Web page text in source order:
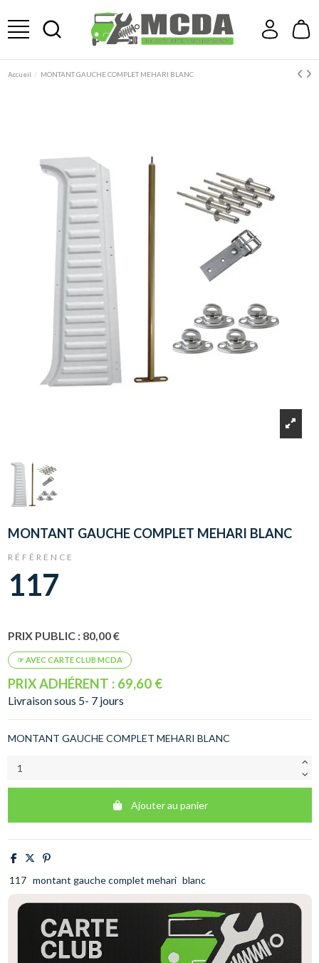
Accueil MONTANT GAUCHE COMPLET MEHARI BLANC
MONTANT GAUCHE COMPLET MEHARI BLANC
RÉFÉRENCE
117
PRIX PUBLIC : 80,00 €
PRIX ADHÉRENT : 69,60 €
Livraison sous 5- 7 jours
MONTANT GAUCHE COMPLET MEHARI BLANC
Ajouter au panier
117 montant gauche complet mehari blanc